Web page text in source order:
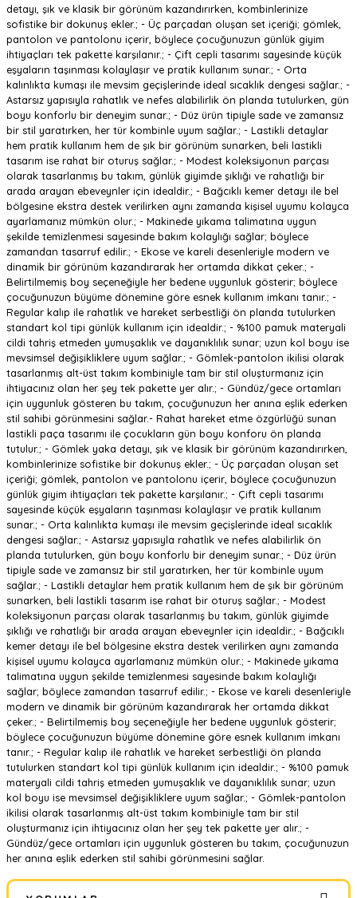
detayı, şık ve klasik bir görünüm kazandırırken, kombinlerinize
sofistike bir dokunuş ekler.; - Üç parçadan oluşan set içeriği; gömlek,
pantolon ve pantolonu içerir, böylece çocuğunuzun günlük giyim
ihtiyaçları tek pakette karşılanır.; - Çift cepli tasarımı sayesinde küçük
eşyaların taşınması kolaylaşır ve pratik kullanım sunar.; - Orta
kalınlıkta kumaşı ile mevsim geçişlerinde ideal sıcaklık dengesi sağlar.; -
Astarsız yapısıyla rahatlık ve nefes alabilirlik ön planda tutulurken, gün
boyu konforlu bir deneyim sunar.; - Düz ürün tipiyle sade ve zamansız
bir stil yaratırken, her tür kombinle uyum sağlar.; - Lastikli detaylar
hem pratik kullanım hem de şık bir görünüm sunarken, beli lastikli
tasarım ise rahat bir oturuş sağlar.; - Modest koleksiyonun parçası
olarak tasarlanmış bu takım, günlük giyimde şıklığı ve rahatlığı bir
arada arayan ebeveynler için idealdir.; - Bağcıklı kemer detayı ile bel
bölgesine ekstra destek verilirken aynı zamanda kişisel uyumu kolayca
ayarlamanız mümkün olur.; - Makinede yıkama talimatına uygun
şekilde temizlenmesi sayesinde bakım kolaylığı sağlar; böylece
zamandan tasarruf edilir.; - Ekose ve kareli desenleriyle modern ve
dinamik bir görünüm kazandırarak her ortamda dikkat çeker.; -
Belirtilmemiş boy seçeneğiyle her bedene uygunluk gösterir; böylece
çocuğunuzun büyüme dönemine göre esnek kullanım imkanı tanır.; -
Regular kalıp ile rahatlık ve hareket serbestliği ön planda tutulurken
standart kol tipi günlük kullanım için idealdir.; - %100 pamuk materyali
cildi tahriş etmeden yumuşaklık ve dayanıklılık sunar; uzun kol boyu ise
mevsimsel değişikliklere uyum sağlar.; - Gömlek-pantolon ikilisi olarak
tasarlanmış alt-üst takım kombiniyle tam bir stil oluşturmanız için
ihtiyacınız olan her şey tek pakette yer alır.; - Gündüz/gece ortamları
için uygunluk gösteren bu takım, çocuğunuzun her anına eşlik ederken
stil sahibi görünmesini sağlar.- Rahat hareket etme özgürlüğü sunan
lastikli paça tasarımı ile çocukların gün boyu konforu ön planda
tutulur.; - Gömlek yaka detayı, şık ve klasik bir görünüm kazandırırken,
kombinlerinize sofistike bir dokunuş ekler.; - Üç parçadan oluşan set
içeriği; gömlek, pantolon ve pantolonu içerir, böylece çocuğunuzun
günlük giyim ihtiyaçları tek pakette karşılanır.; - Çift cepli tasarımı
sayesinde küçük eşyaların taşınması kolaylaşır ve pratik kullanım
sunar.; - Orta kalınlıkta kumaşı ile mevsim geçişlerinde ideal sıcaklık
dengesi sağlar.; - Astarsız yapısıyla rahatlık ve nefes alabilirlik ön
planda tutulurken, gün boyu konforlu bir deneyim sunar.; - Düz ürün
tipiyle sade ve zamansız bir stil yaratırken, her tür kombinle uyum
sağlar.; - Lastikli detaylar hem pratik kullanım hem de şık bir görünüm
sunarken, beli lastikli tasarım ise rahat bir oturuş sağlar.; - Modest
koleksiyonun parçası olarak tasarlanmış bu takım, günlük giyimde
şıklığı ve rahatlığı bir arada arayan ebeveynler için idealdir.; - Bağcıklı
kemer detayı ile bel bölgesine ekstra destek verilirken aynı zamanda
kişisel uyumu kolayca ayarlamanız mümkün olur.; - Makinede yıkama
talimatına uygun şekilde temizlenmesi sayesinde bakım kolaylığı
sağlar; böylece zamandan tasarruf edilir.; - Ekose ve kareli desenleriyle
modern ve dinamik bir görünüm kazandırarak her ortamda dikkat
çeker.; - Belirtilmemiş boy seçeneğiyle her bedene uygunluk gösterir;
böylece çocuğunuzun büyüme dönemine göre esnek kullanım imkanı
tanır.; - Regular kalıp ile rahatlık ve hareket serbestliği ön planda
tutulurken standart kol tipi günlük kullanım için idealdir.; - %100 pamuk
materyali cildi tahriş etmeden yumuşaklık ve dayanıklılık sunar; uzun
kol boyu ise mevsimsel değişikliklere uyum sağlar.; - Gömlek-pantolon
ikilisi olarak tasarlanmış alt-üst takım kombiniyle tam bir stil
oluşturmanız için ihtiyacınız olan her şey tek pakette yer alır.; -
Gündüz/gece ortamları için uygunluk gösteren bu takım, çocuğunuzun
her anına eşlik ederken stil sahibi görünmesini sağlar.